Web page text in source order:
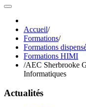
Accueil/
Formations/
Formations
Formations HIMI
/AEC Sherbrooke
Informatiques
Actualités